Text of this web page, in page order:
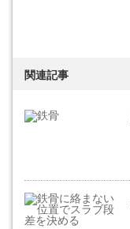
関連記事